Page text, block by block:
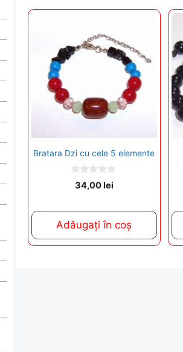
Bratara Dzi cu cele 5 elemente
o
f
34,00lei
Adăugați în coș